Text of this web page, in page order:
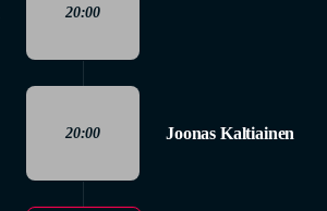
20:00
20:00 Joonas Kaltiainen